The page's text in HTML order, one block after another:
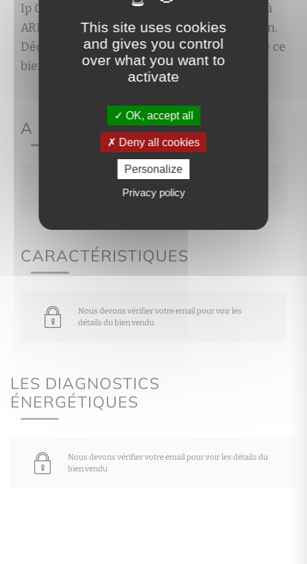
Ip Cosima propose cette maison de 5 pièces à
ARENTHON au prix de property.price_hidden.
Découvrez les caractéristiques complètes de ce
bien et contactez-nous pour une visite.
A PROPOS DE
détails du bien vendu
CARACTÉRISTIQUES
Nous devons vérifier votre email pour voir les
détails du bien vendu
LES DIAGNOSTICS
ÉNERGÉTIQUES
Nous devons vérifier votre email pour voir les détails du
bien vendu
This site uses cookies
and gives you control
over what you want to
activate
OK, accept all
Deny all cookies
Personalize
Privacy policy